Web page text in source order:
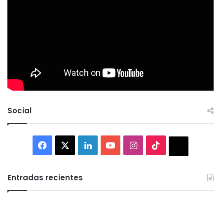
Social
Facebook LinkedInYouTubeInstagram
Entradas recientes